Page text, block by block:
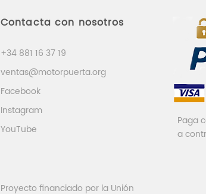
Contacta con nosotros
+34 881 16 37 19
ventas@motorpuerta.org
Facebook
Instagram
YouTube
Paga
a
Proyecto financiado por la Unión